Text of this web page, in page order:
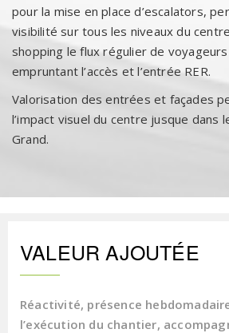
pour la mise en place d’escalators,
visibilité sur tous les niveaux du
shopping le flux régulier de
empruntant l’accès et l’entrée RER.
Valorisation des entrées et façades
l’impact visuel du centre jusque dans
Grand.
VALEUR AJOUTÉE
Réactivité, présence
l’exécution du chantier,